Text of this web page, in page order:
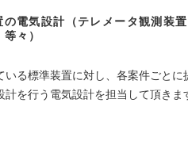
電気設計（テレメータ観測装
々）
る標準装置に対し、各案件ごとに
を行う電気設計を担当して頂きま